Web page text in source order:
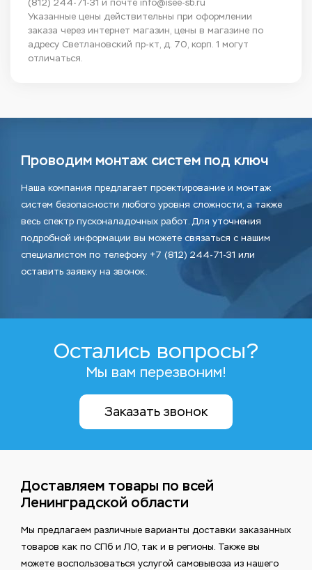
(812) 244-71-31 и почте info@isee-sb.ru
Указанные цены действительны при оформлении
заказа через интернет магазин, цены в магазине по
адресу Светлановский пр-кт, д. 70, корп. 1 могут
отличаться.
Проводим монтаж систем под ключ
Наша компания предлагает проектирование и монтаж
систем безопасности любого уровня сложности, а также
весь спектр пусконаладочных работ. Для уточнения
подробной информации вы можете связаться с нашим
специалистом по телефону +7 (812) 244-71-31 или
оставить заявку на звонок.
Остались вопросы?
Мы вам перезвоним!
Заказать звонок
Доставляем товары по всей
Ленинградской области
Мы предлагаем различные варианты доставки заказанных
товаров как по СПб и ЛО, так и в регионы. Также вы
можете воспользоваться услугой самовывоза из нашего